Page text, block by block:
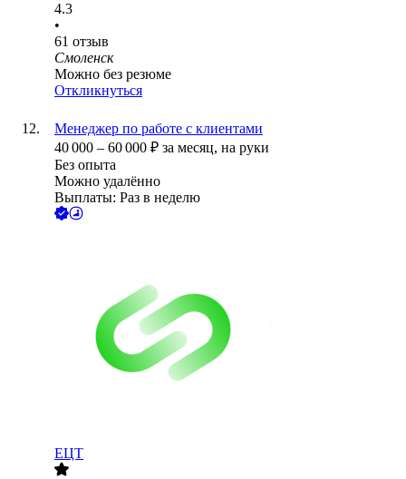
4.3
•
61 отзыв
Смоленск
Можно без резюме
Откликнуться
Менеджер по работе с клиентами
40 000 – 60 000 ₽ за месяц, на руки
Без опыта
Можно удалённо
Выплаты: Раз в неделю
ЕЦТ